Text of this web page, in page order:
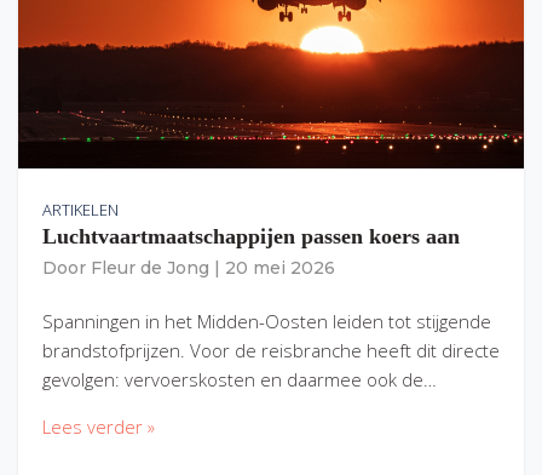
ARTIKELEN
Luchtvaartmaatschappijen passen koers aan
Door Fleur de Jong 20 mei 2026
Spanningen in het Midden-Oosten leiden tot stijgende
brandstofprijzen. Voor de reisbranche heeft dit directe
gevolgen: vervoerskosten en daarmee ook de…
Lees verder »